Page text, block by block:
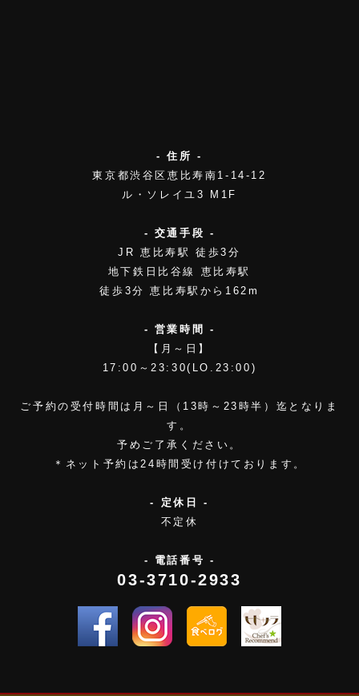
- 住所 -
東京都渋谷区恵比寿南1-14-12
ル・ソレイユ3 M1F
- 交通手段 -
JR 恵比寿駅 徒歩3分
地下鉄日比谷線 恵比寿駅
徒歩3分 恵比寿駅から162m
- 営業時間 -
【月～日】
17:00～23:30(LO.23:00)
ご予約の受付時間は月～日（13時～23時半）迄となりま
す。
予めご了承ください。
＊ネット予約は24時間受け付けております。
- 定休日 -
不定休
- 電話番号 -
03-3710-2933